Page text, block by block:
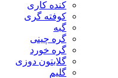
کنده کاری
کوفته گری
گره چینی
گره خورد
گلابتون دوزی